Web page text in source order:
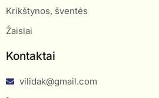
Krikštynos, šventės
Žaislai
Kontaktai
vilidak@gmail.com